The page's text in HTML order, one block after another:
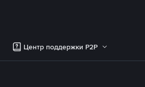
Центр поддержки P2P